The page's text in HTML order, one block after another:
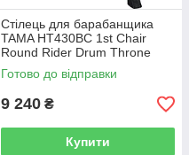
Стілець для барабанщика
TAMA HT430BC 1st Chair
Round Rider Drum Throne
Готово до відправки
9 240 ₴
Купити